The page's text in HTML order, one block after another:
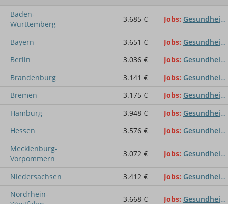
Baden-
Württemberg
3.685 € Jobs Gesundheitsberater
Bayern 3.651 € Jobs Gesundheitsberater
Berlin
3.036 € Jobs Gesundheitsberater
Brandenburg
3.141 € Jobs Gesundheitsberater
Bremen
3.175 € Jobs Gesundheitsberater
Hamburg
3.948 € Jobs Gesundheitsberater
Hessen
3.576 € Jobs Gesundheitsberater
Mecklenburg-
Vorpommern
3.072 € Jobs Gesundheitsberater
Niedersachsen 3.412 € Jobs Gesundheitsberater
Nordrhein-
3.668 € Jobs Gesundheitsberater